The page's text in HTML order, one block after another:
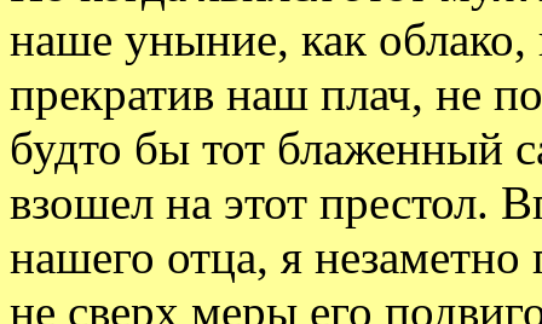
наше уныние, как облако,
прекратив наш плач, не
будто бы тот блаженный
взошел на этот престол.
нашего отца, я
не сверх меры его